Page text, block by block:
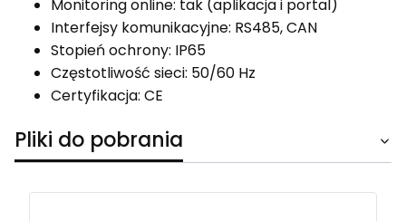
Monitoring online: tak (aplikacja i portal)
Interfejsy komunikacyjne: RS485, CAN
Stopień ochrony: IP65
Częstotliwość sieci: 50/60 Hz
Certyfikacja: CE
Pliki do pobrania